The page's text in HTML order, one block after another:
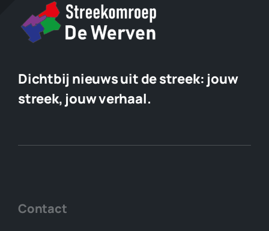
Dichtbij nieuws uit de streek: jouw
streek, jouw verhaal.
Contact